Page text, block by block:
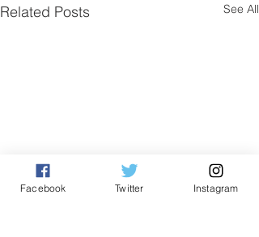
Related Posts See All
Facebook Twitter Instagram